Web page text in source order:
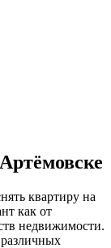
квартиру на
как от
недвижимости.